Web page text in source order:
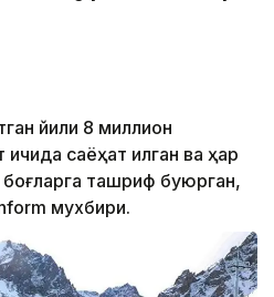
йили 8 миллион
саёҳат қилган ва ҳар
ташриф буюрган,
мухбири.